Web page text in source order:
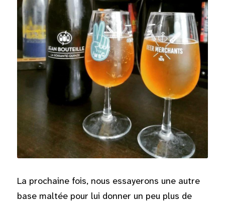
La prochaine fois, nous essayerons une autre
base maltée pour lui donner un peu plus de